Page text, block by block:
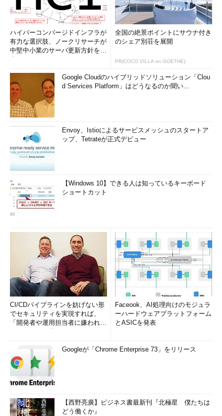
ハイパーコンバージドインフラが
有力な選択肢、ノークリサーチが
中堅中小業のサーバ更新方針を調
全国の絶景ポイントにサウナ付き
のシェア別荘を展開
PR(COCO VILLA on GOETHE)
Google Cloudのハイブリッドソリューション「Clou
d Services Platform」はどうなるのか聞い...
Envoy、Istioによるサービスメッシュのスタートア
ップ、Tetrateが正式デビュー
【Windows 10】できる人は知っているキーボード
ショートカット
CI/CDパイプラインを妨げない形
でセキュリティを実現すれば、
「開発者や運用担当者に嫌われな
Faceook、AI処理向けのモジュラ
ーハードウェアプラットフォーム
とASICを発表
Googleが「Chrome Enterprise 73」をリリース
【西野亮廣】ビジネス書最新刊『北極星 僕たちは
どう働くか』